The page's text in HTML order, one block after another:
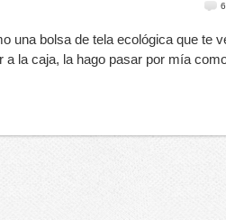
una bolsa de tela ecológica que te
a la caja, la hago pasar por mía